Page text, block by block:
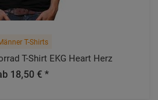
T-Shirts
T-Shirt EKG Heart Herz
18,50 € *